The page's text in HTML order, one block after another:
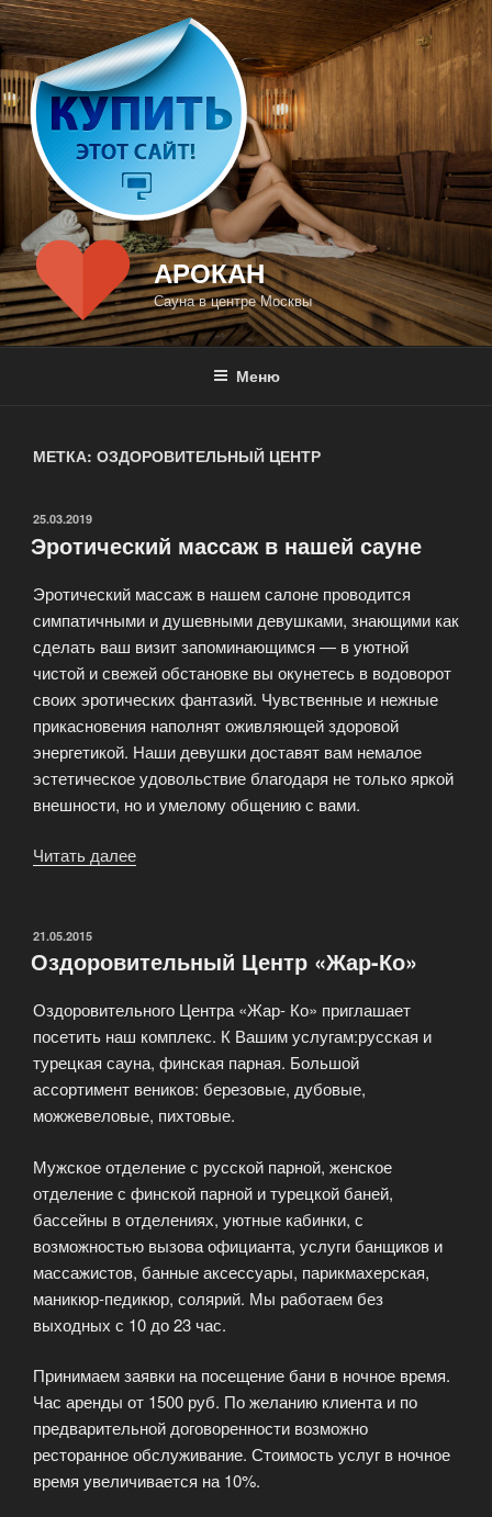
Перейти
к
содержимому
АРОКАН
Сауна в центре Москвы
Меню
МЕТКА: ОЗДОРОВИТЕЛЬНЫЙ ЦЕНТР
ОПУБЛИКОВАНО
25.03.2019
Эротический массаж в нашей сауне
Эротический массаж в нашем салоне проводится
симпатичными и душевными девушками, знающими как
сделать ваш визит запоминающимся — в уютной
чистой и свежей обстановке вы окунетесь в водоворот
своих эротических фантазий. Чувственные и нежные
прикасновения наполнят оживляющей здоровой
энергетикой. Наши девушки доставят вам немалое
эстетическое удовольствие благодаря не только яркой
внешности, но и умелому общению с вами.
Читать далее
сауне»
ОПУБЛИКОВАНО
21.05.2015
Оздоровительный Центр «Жар-Ко»
Оздоровительного Центра «Жар- Ко» приглашает
посетить наш комплекс. К Вашим услугам:русская и
турецкая сауна, финская парная. Большой
ассортимент веников: березовые, дубовые,
можжевеловые, пихтовые.
Мужское отделение с русской парной, женское
отделение с финской парной и турецкой баней,
бассейны в отделениях, уютные кабинки, с
возможностью вызова официанта, услуги банщиков и
массажистов, банные аксессуары, парикмахерская,
маникюр-педикюр, солярий. Мы работаем без
выходных с 10 до 23 час.
Принимаем заявки на посещение бани в ночное время.
Час аренды от 1500 руб. По желанию клиента и по
предварительной договоренности возможно
ресторанное обслуживание. Стоимость услуг в ночное
время увеличивается на 10%.